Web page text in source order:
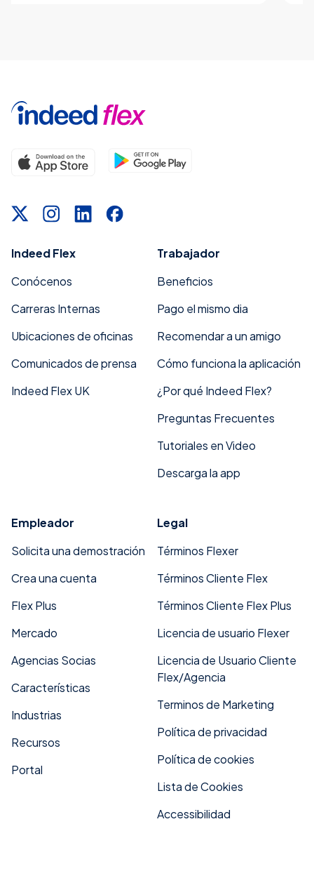
Indeed Flex
Conócenos
Carreras Internas
Ubicaciones de oficinas
Comunicados de prensa
Indeed Flex UK
Trabajador
Beneficios
Pago el mismo dia
Recomendar a un amigo
Cómo funciona la aplicación
¿Por qué Indeed Flex?
Preguntas Frecuentes
Tutoriales en Video
Descarga la app
Empleador
Solicita una demostración
Crea una cuenta
Flex Plus
Mercado
Agencias Socias
Características
Industrias
Recursos
Portal
Legal
Términos Flexer
Términos Cliente Flex
Términos Cliente Flex Plus
Licencia de usuario Flexer
Licencia de Usuario Cliente
Flex/Agencia
Terminos de Marketing
Política de privacidad
Política de cookies
Lista de Cookies
Accessibilidad